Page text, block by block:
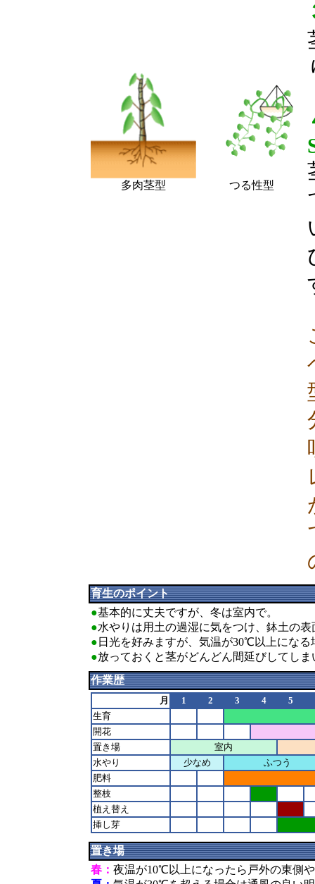
多肉茎型 つる性型
育生のポイント
●基本的に丈夫ですが、冬は室内で。
●水やりは用土の過湿に気をつけ、鉢土の
● 日光を好みますが、気温が30℃以上にな
●放っておくと茎がどんどん間延びしてし
作業歴
月 1 2 3 4 5
生育
開花
置き場
室内
水やり
少なめ
ふつう
肥料
整枝
植え替え
挿し芽
置き場
春： 夜温が10℃以上になったら戸外の東側